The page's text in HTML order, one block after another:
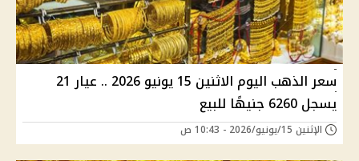
سعر الذهب اليوم الاثنين 15 يونيو 2026 .. عيار 21
يسجل 6260 جنيهًا للبيع
الإثنين 15/يونيو/2026 - 10:43 ص